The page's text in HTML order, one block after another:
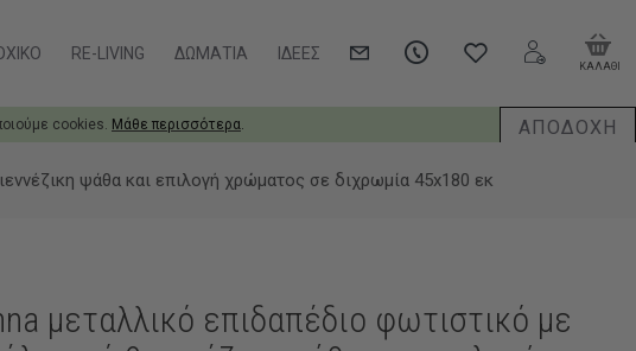
cookies. Μάθε περισσότερα. ΑΠΟΔΟΧΗ
RE-LIVING ΔΩΜΆΤΙΑ ΙΔΈΕΣ
ΚΑΛΑΘΙ
ψάθα και επιλογή χρώματος σε διχρωμία 45x180 εκ
μεταλλικό επιδαπέδιο φωτιστικό με